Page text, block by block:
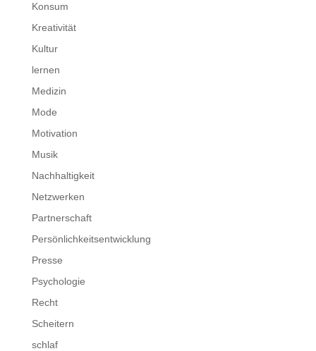
Konsum
Kreativität
Kultur
lernen
Medizin
Mode
Motivation
Musik
Nachhaltigkeit
Netzwerken
Partnerschaft
Persönlichkeitsentwicklung
Presse
Psychologie
Recht
Scheitern
schlaf